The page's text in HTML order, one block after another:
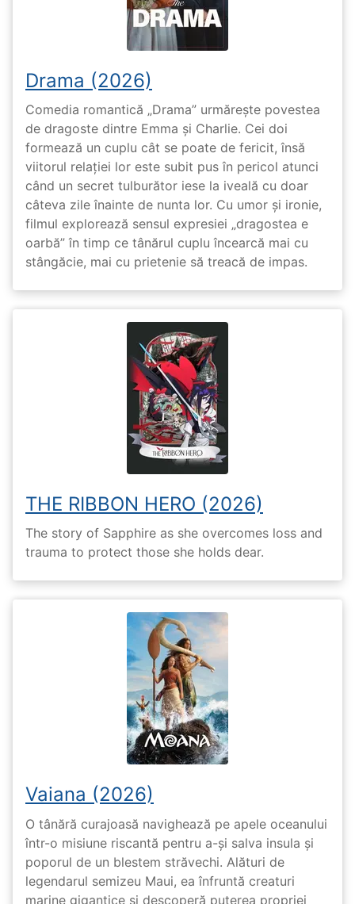
Drama (2026)
Comedia romantică „Drama” urmărește povestea
de dragoste dintre Emma și Charlie. Cei doi
formează un cuplu cât se poate de fericit, însă
viitorul relației lor este subit pus în pericol atunci
când un secret tulburător iese la iveală cu doar
câteva zile înainte de nunta lor. Cu umor și ironie,
filmul explorează sensul expresiei „dragostea e
oarbă” în timp ce tânărul cuplu încearcă mai cu
stângăcie, mai cu prietenie să treacă de impas.
THE RIBBON HERO (2026)
The story of Sapphire as she overcomes loss and
trauma to protect those she holds dear.
Vaiana (2026)
O tânără curajoasă navighează pe apele oceanului
într-o misiune riscantă pentru a-și salva insula și
poporul de un blestem străvechi. Alături de
legendarul semizeu Maui, ea înfruntă creaturi
marine gigantice și descoperă puterea propriei